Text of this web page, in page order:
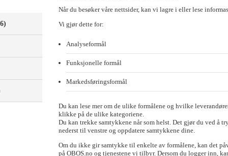
og vi ser nå et marked som fungerer bedre. Resultatmessig er
ned fra 1 218 millioner kroner i samme periode i fjor.
Når du besøker våre nettsider, kan vi lagre i eller lese
Vi gjør dette for:
Analyseformål
Funksjonelle formål
Markedsføringsformål
Du kan lese mer om de ulike formålene og hvilke
klikke på de ulike kategoriene.
Du kan trekke samtykkene når som helst. Det gjør du ved å
nederst til venstre og oppdatere samtykkene dine.
Om du ikke gir samtykke til enkelte av formålene, kan det
på OBOS.no og tjenestene vi tilbyr. Dersom du logger inn,